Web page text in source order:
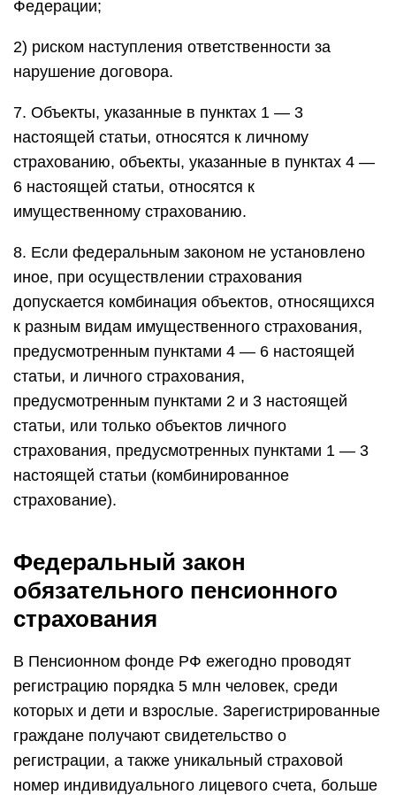
Федерации;
2) риском наступления ответственности за
нарушение договора.
7. Объекты, указанные в пунктах 1 — 3
настоящей статьи, относятся к личному
страхованию, объекты, указанные в пунктах 4 —
6 настоящей статьи, относятся к
имущественному страхованию.
8. Если федеральным законом не установлено
иное, при осуществлении страхования
допускается комбинация объектов, относящихся
к разным видам имущественного страхования,
предусмотренным пунктами 4 — 6 настоящей
статьи, и личного страхования,
предусмотренным пунктами 2 и 3 настоящей
статьи, или только объектов личного
страхования, предусмотренных пунктами 1 — 3
настоящей статьи (комбинированное
страхование).
Федеральный закон
обязательного пенсионного
страхования
В Пенсионном фонде РФ ежегодно проводят
регистрацию порядка 5 млн человек, среди
которых и дети и взрослые. Зарегистрированные
граждане получают свидетельство о
регистрации, а также уникальный страховой
номер индивидуального лицевого счета, больше